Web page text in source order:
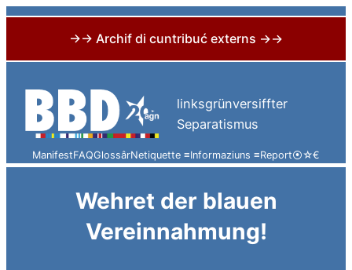
→→ Archif di cuntribuć externs →→
content
linksgrünversiffter
Separatismus
ManifestFAQGlossârNetiquette ≡Informaziuns ≡Report⦿☆€
Wehret der blauen
Vereinnahmung!